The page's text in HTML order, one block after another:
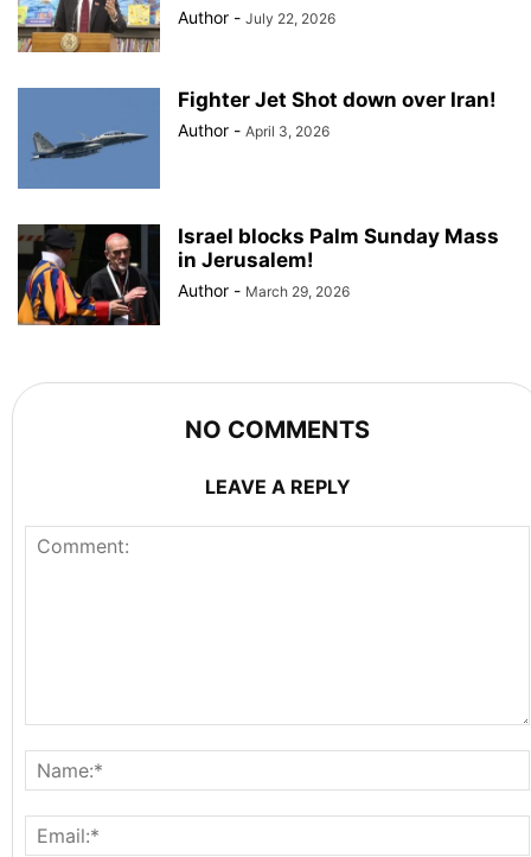
Author - July 22, 2026
Fighter Jet Shot down over Iran!
Author - April 3, 2026
Israel blocks Palm Sunday Mass
in Jerusalem!
Author - March 29, 2026
NO COMMENTS
LEAVE A REPLY